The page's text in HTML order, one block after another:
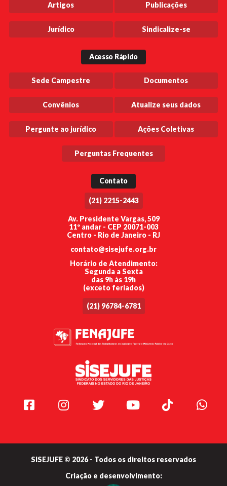
Artigos Publicações
Jurídico Sindicalize-se
Acesso Rápido
Sede Campestre Documentos
Convênios Atualize seus dados
Pergunte ao jurídico Ações Coletivas
Perguntas Frequentes
Contato
(21) 2215-2443
Av. Presidente Vargas, 509
11º andar - CEP 20071-003
Centro - Rio de Janeiro - RJ
contato@sisejufe.org.br
Horário de Atendimento:
Segunda a Sexta
das 9h às 19h
(exceto feriados)
(21) 96784-6781
Facebook Instagram Twitter Youtube TikTok
SISEJUFE © 2026 - Todos os direitos reservados
Criação e desenvolvimento: